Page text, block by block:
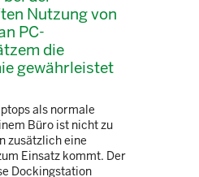
Nutzung von
PC-
die
gewährleistet
als normale
Büro ist nicht zu
zusätzlich eine
Einsatz kommt. Der
Dockingstation